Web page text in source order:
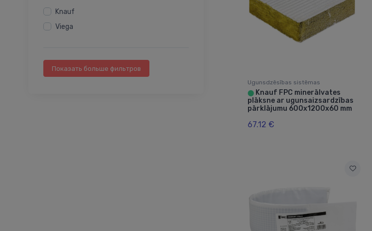
Raxofix sistēma
Sietveida filtri
Siltumtrases
Knauf
Viega
Показать больше фильтров
Ugunsdzēsības sistēmas
⬤ Knauf FPC minerālvates
plāksne ar ugunsaizsardzības
pārklājumu 600x1200x60 mm
67.12 €